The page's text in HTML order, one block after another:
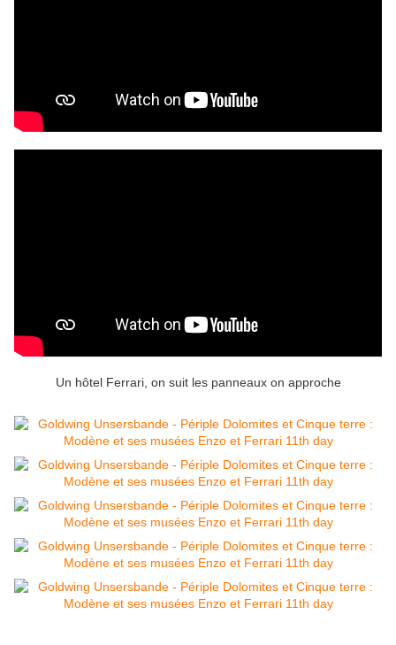
Un hôtel Ferrari, on suit les panneaux on approche